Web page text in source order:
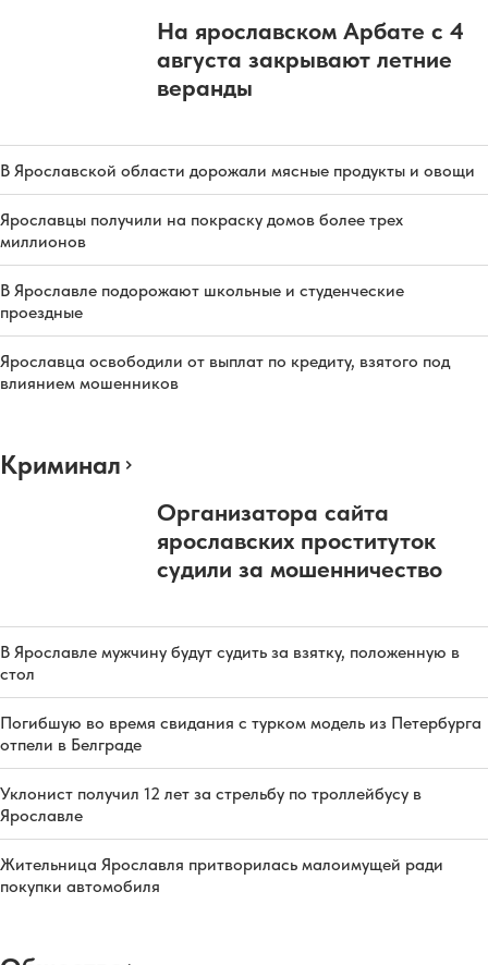
На ярославском Арбате с 4
августа закрывают летние
веранды
В Ярославской области дорожали мясные продукты и овощи
Ярославцы получили на покраску домов более трех
миллионов
В Ярославле подорожают школьные и студенческие
проездные
Ярославца освободили от выплат по кредиту, взятого под
влиянием мошенников
Криминал
Организатора сайта
ярославских проституток
судили за мошенничество
В Ярославле мужчину будут судить за взятку, положенную в
стол
Погибшую во время свидания с турком модель из Петербурга
отпели в Белграде
Уклонист получил 12 лет за стрельбу по троллейбусу в
Ярославле
Жительница Ярославля притворилась малоимущей ради
покупки автомобиля